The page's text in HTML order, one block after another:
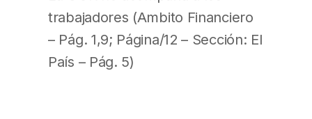
trabajadores (Ambito Financiero
– Pág. 1,9; Página/12 – Sección: El
País – Pág. 5)